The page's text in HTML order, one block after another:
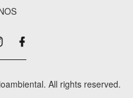
All rights reserved.